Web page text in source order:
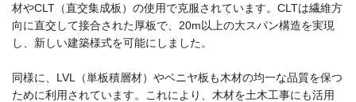
材やCLT（直交集成板）の使用で克服されています。CLTは繊維方
向に直交して接合された厚板で、20m以上の大スパン構造を実現
し、新しい建築様式を可能にしました。
同様に、LVL（単板積層材）やベニヤ板も木材の均一な品質を保つ
ために利用されています。これにより、木材を土木工事にも活用